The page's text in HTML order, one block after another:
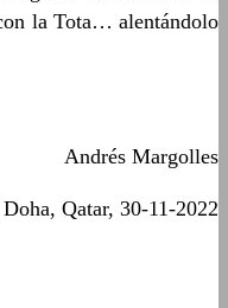
la Tota… alentándolo
Andrés Margolles
Doha, Qatar, 30-11-2022